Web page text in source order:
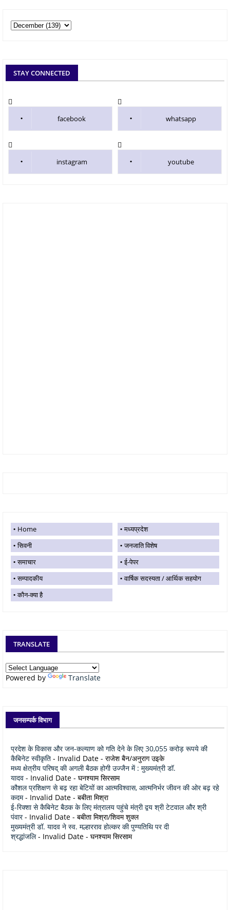
STAY CONNECTED
facebook whatsapp
instagram youtube
Home
मध्यप्रदेश
सिवनी
जनजाति विशेष
समाचार
ई-पेपर
सम्पादकीय
वार्षिक सदस्यता / आर्थिक सहयोग
कौन-क्या है
TRANSLATE
Powered by Translate
जनसम्पर्क विभाग
प्रदेश के विकास और जन-कल्याण को गति देने के लिए 30,055 करोड़ रूपये की
कैबिनेट स्वीकृति - Invalid Date - राजेश बैन/अनुराग उइके
मध्य क्षेत्रीय परिषद् की अगली बैठक होगी उज्जैन में : मुख्यमंत्री डॉ.
यादव - Invalid Date - घनश्याम सिरसाम
कौशल प्रशिक्षण से बढ़ रहा बेटियों का आत्मविश्वास, आत्मनिर्भर जीवन की ओर बढ़ रहे
कदम- Invalid Date - बबीता मिश्रा
ई-रिक्शा से कैबिनेट बैठक के लिए मंत्रालय पहुंचे मंत्री द्वय श्री टेटवाल और श्री
पंवार- Invalid Date - बबीता मिश्रा/शिवम शुक्ल
मुख्यमंत्री डॉ. यादव ने स्व. मल्हारराव होल्कर की पुण्यतिथि पर दी
श्रद्धांजलि- Invalid Date - घनश्याम सिरसाम